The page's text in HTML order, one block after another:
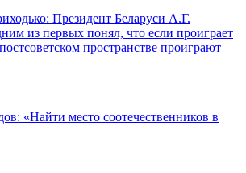
Президент Беларуси А.Г.
из первых понял, что если проиграет
пространстве проиграют
«Найти место соотечественников в